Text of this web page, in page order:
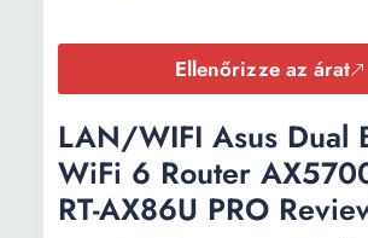
Ellenőrizze az árat
LAN/WIFI Asus Dual
WiFi 6 Router
RT-AX86U PRO